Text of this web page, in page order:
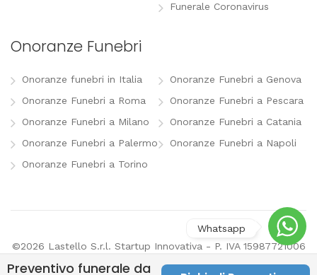
Funerale Coronavirus
Onoranze Funebri
Onoranze funebri in Italia
Onoranze Funebri a Roma
Onoranze Funebri a Milano
Onoranze Funebri a Palermo
Onoranze Funebri a Torino
Onoranze Funebri a Genova
Onoranze Funebri a Pescara
Onoranze Funebri a Catania
Onoranze Funebri a Napoli
©2026 Lastello S.r.l. Startup Innovativa - P. IVA 15987721006
Preventivo funerale da